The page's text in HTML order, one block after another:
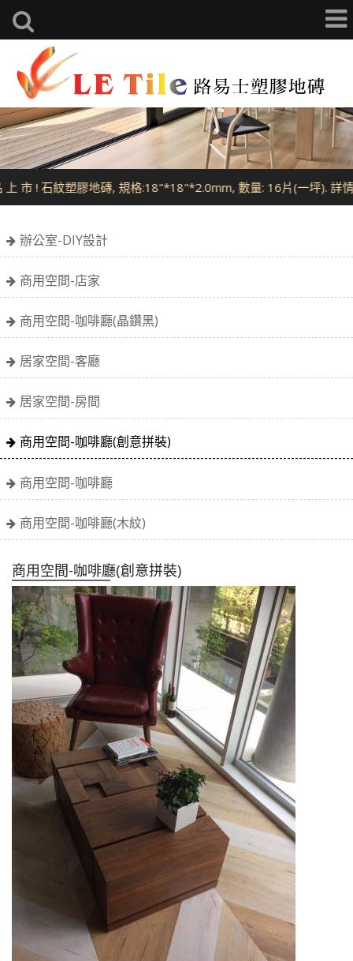
市 ! 石紋塑膠地磚, 規格:18"*18"*2.0mm, 數量: 16片(一坪). 詳情
辦公室-DIY設計
商用空間-店家
商用空間-咖啡廳(晶鑽黑)
居家空間-客廳
居家空間-房間
商用空間-咖啡廳(創意拼裝)
商用空間-咖啡廳
商用空間-咖啡廳(木紋)
商用空間-咖啡廳(創意拼裝)